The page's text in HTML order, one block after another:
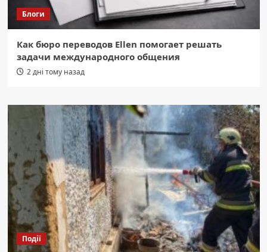
Блоги
Как бюро переводов Ellen помогает решать
задачи международного общения
2 дні тому назад
Події